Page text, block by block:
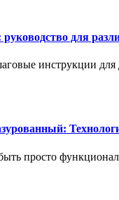
для
инструкции
просто